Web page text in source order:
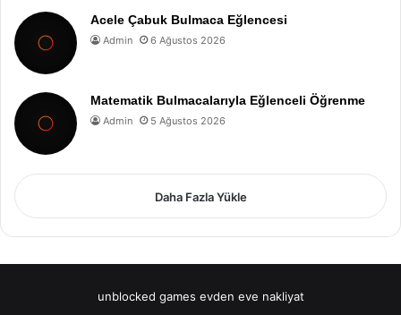
Acele Çabuk Bulmaca Eğlencesi
Admin 6 Ağustos 2026
Matematik Bulmacalarıyla Eğlenceli Öğrenme
Admin 5 Ağustos 2026
Daha Fazla Yükle
unblocked games evden eve nakliyat